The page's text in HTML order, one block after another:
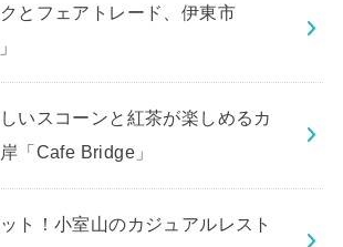
とフェアトレード、伊東市
いスコーンと紅茶が楽しめるカ
「Cafe Bridge」
ト！小室山のカジュアルレスト